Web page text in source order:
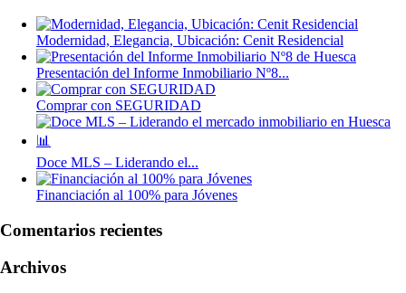
Modernidad, Elegancia, Ubicación: Cenit Residencial
Presentación del Informe Inmobiliario Nº8...
Comprar con SEGURIDAD
Doce MLS – Liderando el...
Financiación al 100% para Jóvenes
Comentarios recientes
Archivos